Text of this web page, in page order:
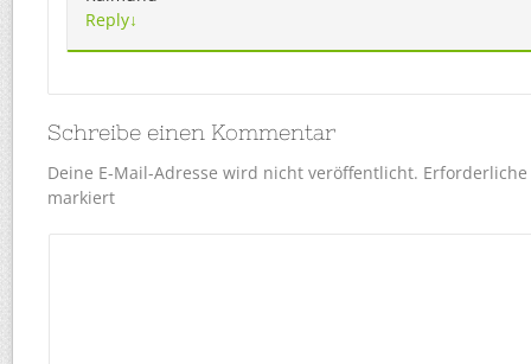
Reply↓
Schreibe einen Kommentar
Deine E-Mail-Adresse wird nicht veröffentlicht.
markiert